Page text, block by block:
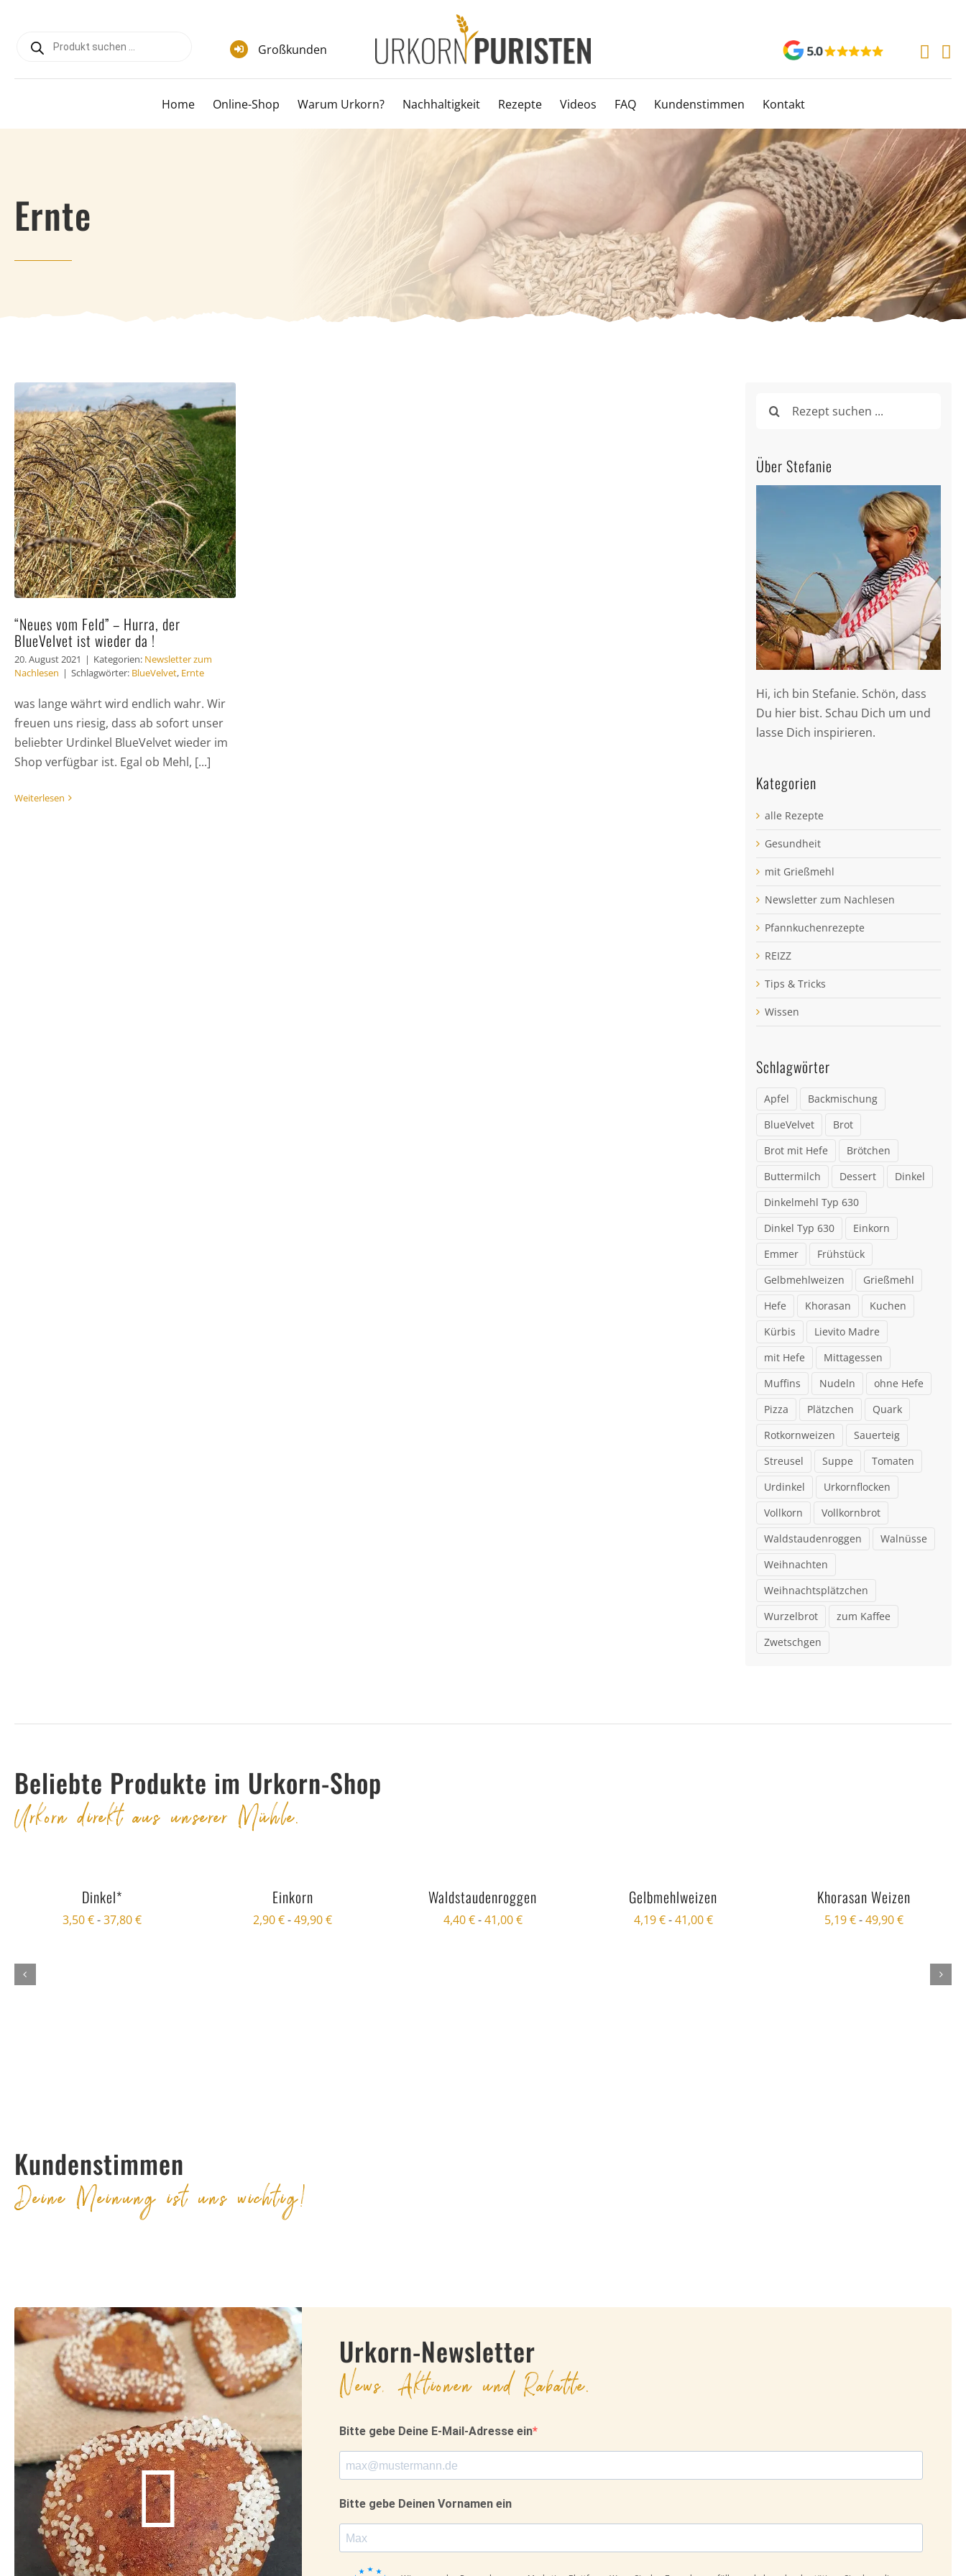
springen
search Großkunden
Home Online-Shop Warum Urkorn? Nachhaltigkeit Rezepte Videos FAQ Kundenstimmen Kontakt
Ernte
“Neues vom Feld” – Hurra, der
BlueVelvet ist wieder da !
20. August 2021 | Kategorien: Newsletter zum
Nachlesen | Schlagwörter: BlueVelvet, Ernte
was lange währt wird endlich wahr. Wir
freuen uns riesig, dass ab sofort unser
beliebter Urdinkel BlueVelvet wieder im
Shop verfügbar ist. Egal ob Mehl, [...]
Weiterlesen
nach:
Über Stefanie
Hi, ich bin Stefanie. Schön, dass
Du hier bist. Schau Dich um und
lasse Dich inspirieren.
Kategorien
alle Rezepte
Gesundheit
mit Grießmehl
Newsletter zum Nachlesen
Pfannkuchenrezepte
REIZZ
Tips & Tricks
Wissen
Schlagwörter
Apfel
Backmischung
BlueVelvet
Brot
Brot mit Hefe
Brötchen
Buttermilch
Dessert
Dinkel
Dinkelmehl Typ 630
Dinkel Typ 630
Einkorn
Emmer
Frühstück
Gelbmehlweizen
Grießmehl
Hefe
Khorasan
Kuchen
Kürbis
Lievito Madre
mit Hefe
Mittagessen
Muffins
Nudeln
ohne Hefe
Pizza
Plätzchen
Quark
Rotkornweizen
Sauerteig
Streusel
Suppe
Tomaten
Urdinkel
Urkornflocken
Vollkorn
Vollkornbrot
Waldstaudenroggen
Walnüsse
Weihnachten
Weihnachtsplätzchen
Wurzelbrot
zum Kaffee
Zwetschgen
Beliebte Produkte im Urkorn-Shop
Urkorn direkt aus unserer Mühle.
Dinkel*
3,50€-37,80€
Einkorn
2,90€-49,90€
Waldstaudenroggen
4,40€-41,00€
Gelbmehlweizen
4,19€-41,00€
Khorasan Weizen
5,19€-49,90€
Kundenstimmen
Deine Meinung ist uns wichtig!
Urkorn-Newsletter
News, Aktionen und Rabatte.
Bitte gebe Deine E-Mail-Adresse ein
Bitte gebe Deinen Vornamen ein